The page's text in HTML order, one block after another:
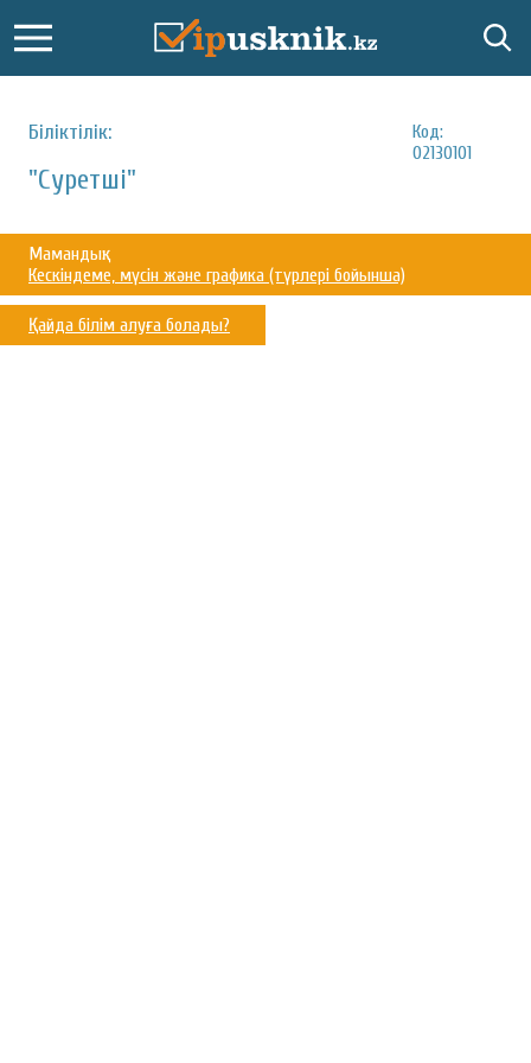
Біліктілік:
Код:
02130101
"Суретші"
Мамандық:
Кескіндеме, мүсін және графика (түрлері бойынша)
Қайда білім алуға болады?